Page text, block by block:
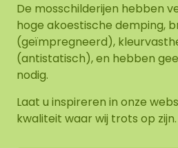
De mosschilderijen hebben
hoge akoestische demping,
(geïmpregneerd),
(antistatisch), en hebben
nodig.
Laat u inspireren in onze
kwaliteit waar wij trots op zijn.